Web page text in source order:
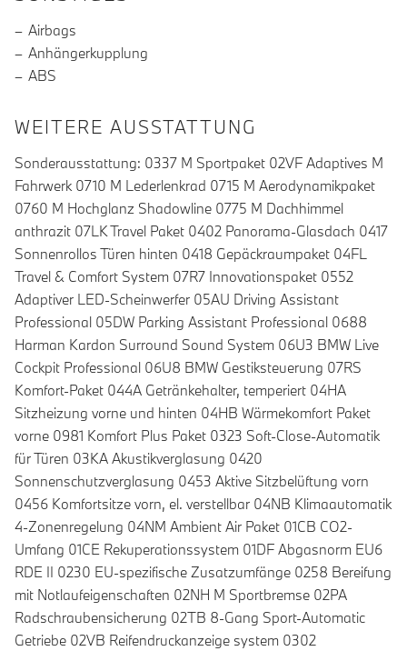
Airbags
Anhängerkupplung
ABS
WEITERE AUSSTATTUNG
Sonderausstattung: 0337 M Sportpaket 02VF Adaptives M
Fahrwerk 0710 M Lederlenkrad 0715 M Aerodynamikpaket
0760 M Hochglanz Shadowline 0775 M Dachhimmel
anthrazit 07LK Travel Paket 0402 Panorama-Glasdach 0417
Sonnenrollos Türen hinten 0418 Gepäckraumpaket 04FL
Travel & Comfort System 07R7 Innovationspaket 0552
Adaptiver LED-Scheinwerfer 05AU Driving Assistant
Professional 05DW Parking Assistant Professional 0688
Harman Kardon Surround Sound System 06U3 BMW Live
Cockpit Professional 06U8 BMW Gestiksteuerung 07RS
Komfort-Paket 044A Getränkehalter, temperiert 04HA
Sitzheizung vorne und hinten 04HB Wärmekomfort Paket
vorne 0981 Komfort Plus Paket 0323 Soft-Close-Automatik
für Türen 03KA Akustikverglasung 0420
Sonnenschutzverglasung 0453 Aktive Sitzbelüftung vorn
0456 Komfortsitze vorn, el. verstellbar 04NB Klimaautomatik
4-Zonenregelung 04NM Ambient Air Paket 01CB CO2-
Umfang 01CE Rekuperationssystem 01DF Abgasnorm EU6
RDE II 0230 EU-spezifische Zusatzumfänge 0258 Bereifung
mit Notlaufeigenschaften 02NH M Sportbremse 02PA
Radschraubensicherung 02TB 8-Gang Sport-Automatic
Getriebe 02VB Reifendruckanzeige system 0302